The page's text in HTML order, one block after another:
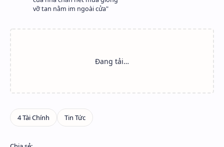
vỡ tan nằm im ngoài cửa"